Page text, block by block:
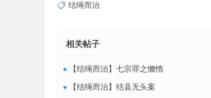
结绳而治
相关帖子
• 【结绳而治】七宗罪之懒惰
• 【结绳而治】结县无头案